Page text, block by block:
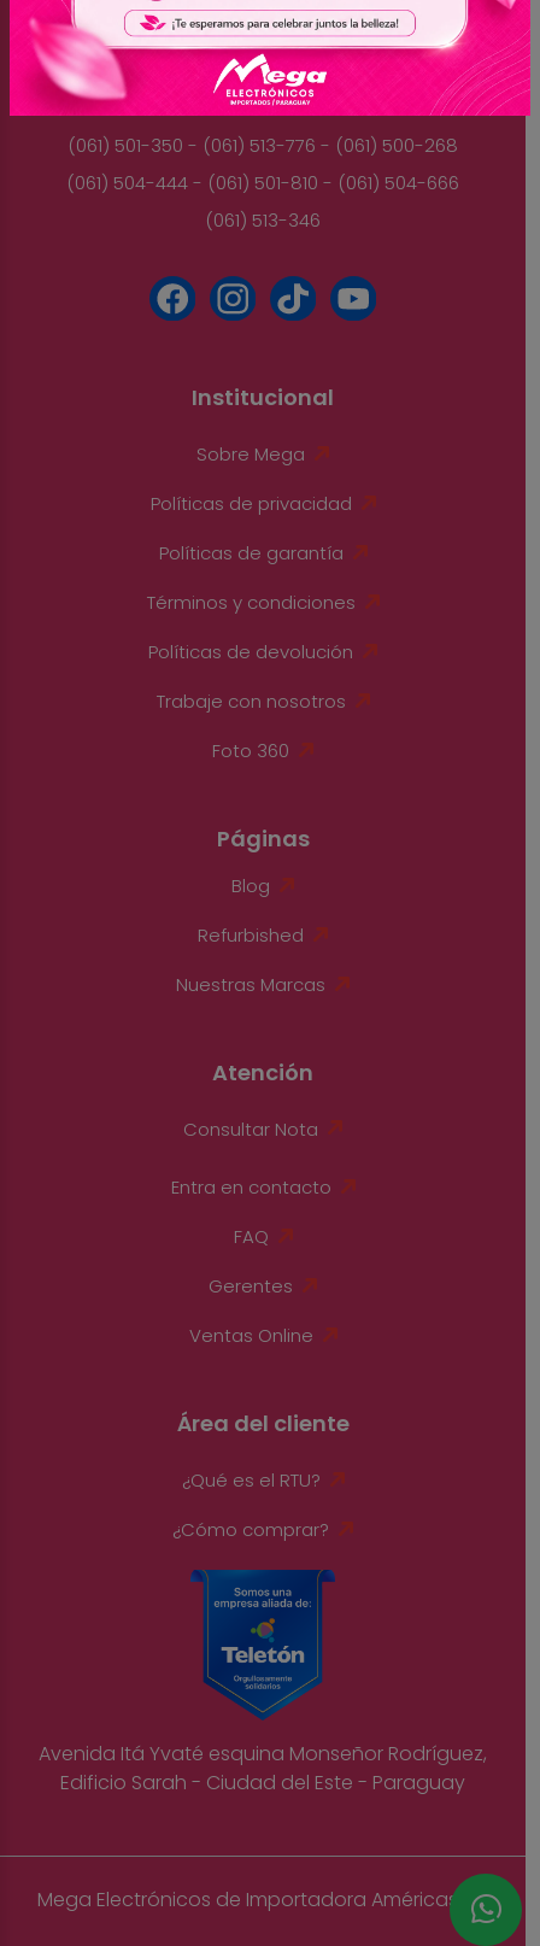
(045) 3025-7713
Paraguay
(061) 501-350 - (061) 513-776 - (061) 500-268
(061) 504-444 - (061) 501-810 - (061) 504-666
(061) 513-346
Institucional
Sobre Mega
Políticas de privacidad
Políticas de garantía
Términos y condiciones
Políticas de devolución
Trabaje con nosotros
Foto 360
Páginas
Blog
Refurbished
Nuestras Marcas
Atención
Consultar Nota
Entra en contacto
FAQ
Gerentes
Ventas Online
Área del cliente
¿Qué es el RTU?
¿Cómo comprar?
Avenida Itá Yvaté esquina Monseñor Rodríguez,
Edificio Sarah - Ciudad del Este - Paraguay
Mega Electrónicos de Importadora Américas S.A